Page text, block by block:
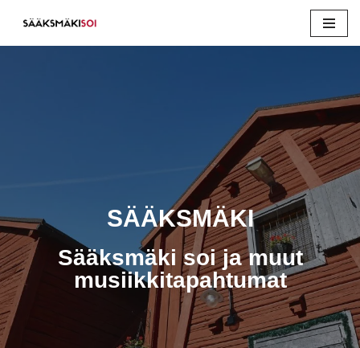
Siirry
SÄÄKSMÄKI
Sääksmäki soi ja muut
musiikkitapahtumat